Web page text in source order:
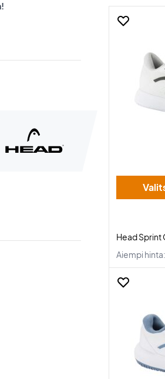
Head Sprint
Aiempi hinta: